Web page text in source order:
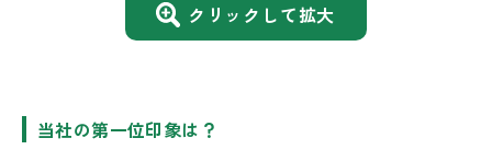
クリックして拡大
当社の第一位印象は？